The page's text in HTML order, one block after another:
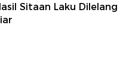
Sitaan Laku Dilelang